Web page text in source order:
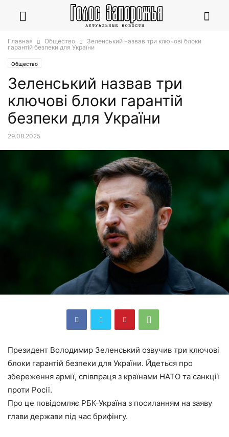
Главная Общество
Зеленський назвав три ключові блоки
гарантій безпеки для України
Общество
Зеленський назвав три
ключові блоки гарантій
безпеки для України
29.08.2025
Президент Володимир Зеленський озвучив три ключові
блоки гарантій безпеки для України. Йдеться про
збереження армії, співпраця з країнами НАТО та санкції
проти Росії.
Про це повідомляє РБК-Україна з посиланням на заяву
глави держави під час брифінгу.